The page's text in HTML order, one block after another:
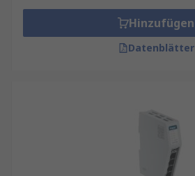
Hinzufügen
Datenblätter